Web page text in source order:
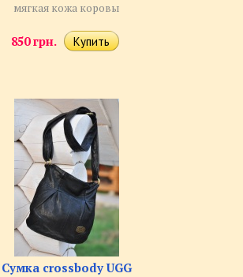
мягкая кожа коровы
850 грн.
Сумка crossbody UGG